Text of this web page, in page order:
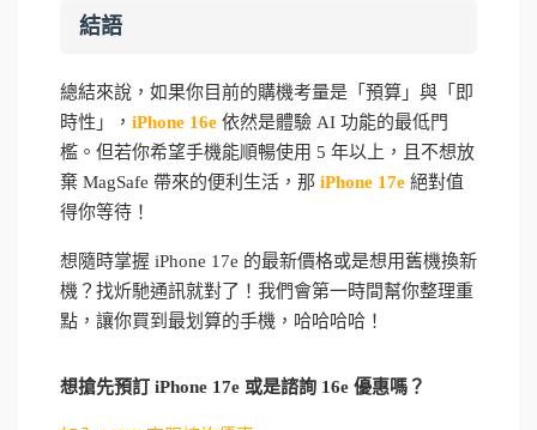
結語
總結來說，如果你目前的購機考量是「預算」與「即
時性」， iPhone 16e 依然是體驗 AI 功能的最低門
檻。但若你希望手機能順暢使用 5 年以上，且不想放
棄 MagSafe 帶來的便利生活，那 iPhone 17e 絕對值
得你等待！
想隨時掌握 iPhone 17e 的最新價格或是想用舊機換新
機？找炘馳通訊就對了！我們會第一時間幫你整理重
點，讓你買到最划算的手機，哈哈哈哈！
想搶先預訂 iPhone 17e 或是諮詢 16e 優惠嗎？